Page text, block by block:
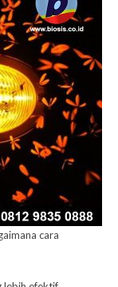
cara